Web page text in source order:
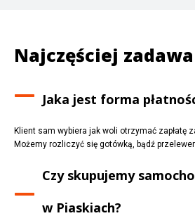
Najczęściej
Jaka jest forma
Klient sam wybiera jak woli otrzymać zapłatę
Możemy rozliczyć się gotówką, bądź
Czy skupujemy
w Piaskiach?